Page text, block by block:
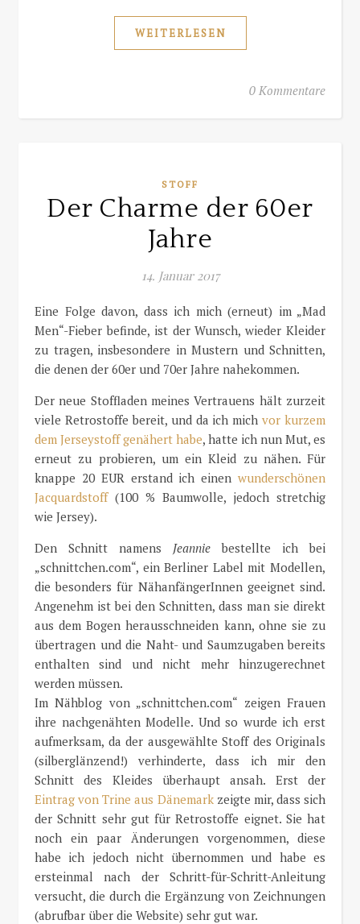
WEITERLESEN
0 Kommentare
STOFF
Der Charme der 60er
Jahre
14. Januar 2017
Eine Folge davon, dass ich mich (erneut) im „Mad
Men“-Fieber befinde, ist der Wunsch, wieder Kleider
zu tragen, insbesondere in Mustern und Schnitten,
die denen der 60er und 70er Jahre nahekommen.
Der neue Stoffladen meines Vertrauens hält zurzeit
viele Retrostoffe bereit, und da ich michvor kurzem
dem Jerseystoff genähert habe, hatte ich nun Mut, es
erneut zu probieren, um ein Kleid zu nähen. Für
knappe 20 EUR erstand ich einen wunderschönen
Jacquardstoff(100 % Baumwolle, jedoch stretchig
wie Jersey).
Den Schnitt namens Jeanniebestellte ich bei
„schnittchen.com“, ein Berliner Label mit Modellen,
die besonders für NähanfängerInnen geeignet sind.
Angenehm ist bei den Schnitten, dass man sie direkt
aus dem Bogen herausschneiden kann, ohne sie zu
übertragen und die Naht- und Saumzugaben bereits
enthalten sind und nicht mehr hinzugerechnet
werden müssen.
Im Nähblog von „schnittchen.com“ zeigen Frauen
ihre nachgenähten Modelle. Und so wurde ich erst
aufmerksam, da der ausgewählte Stoff des Originals
(silberglänzend!) verhinderte, dass ich mir den
Schnitt des Kleides überhaupt ansah. Erst der
Eintrag von Trine aus Dänemarkzeigte mir, dass sich
der Schnitt sehr gut für Retrostoffe eignet. Sie hat
noch ein paar Änderungen vorgenommen, diese
habe ich jedoch nicht übernommen und habe es
ersteinmal nach der Schritt-für-Schritt-Anleitung
versucht, die durch die Ergänzung von Zeichnungen
(abrufbar über die Website) sehr gut war.